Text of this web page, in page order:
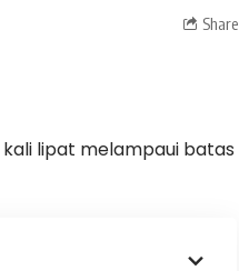
Share
kali lipat melampaui batas